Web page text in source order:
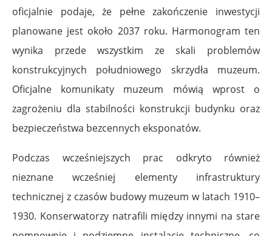
oficjalnie podaje, że pełne zakończenie inwestycji
planowane jest około 2037 roku. Harmonogram ten
wynika przede wszystkim ze skali problemów
konstrukcyjnych południowego skrzydła muzeum.
Oficjalne komunikaty muzeum mówią wprost o
zagrożeniu dla stabilności konstrukcji budynku oraz
bezpieczeństwa bezcennych eksponatów.
Podczas wcześniejszych prac odkryto również
nieznane wcześniej elementy infrastruktury
technicznej z czasów budowy muzeum w latach 1910–
1930. Konserwatorzy natrafili między innymi na stare